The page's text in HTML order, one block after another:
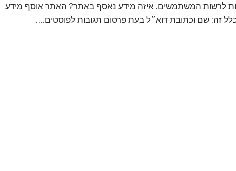
לרשות המשתמשים. איזה מידע נאסף באתר? האתר אוסף מידע
זה: שם וכתובת דוא״ל בעת פרסום תגובות לפוסטים.…